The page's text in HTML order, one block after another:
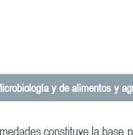
y de alimentos y
constituye la